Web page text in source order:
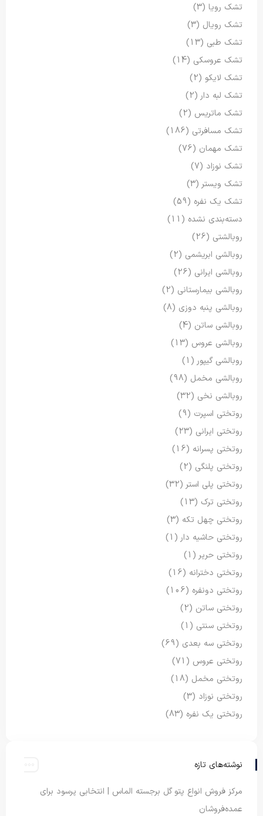
تشک رویا (3)
تشک رویال (3)
تشک طبی (13)
تشک عروسکی (14)
تشک لایکو (2)
تشک لبه دار (2)
تشک ماتریس (2)
تشک مسافرتی (186)
تشک مهمان (76)
تشک نوزاد (7)
تشک ویستر (3)
تشک یک نفره (59)
دسته‌بندی نشده (11)
روبالشتی (26)
روبالشی ابریشمی (2)
روبالشی ایرانی (26)
روبالشی بیمارستانی (2)
روبالشی پنبه دوزی (8)
روبالشی ساتن (4)
روبالشی عروس (13)
روبالشی گیپور (1)
روبالشی مخمل (98)
روبالشی نخی (32)
روتختی اسپرت (9)
روتختی ایرانی (23)
روتختی پسرانه (16)
روتختی پلنگی (2)
روتختی پلی استر (32)
روتختی ترک (13)
روتختی چهل تکه (3)
روتختی حاشیه دار (1)
روتختی حریر (1)
روتختی دخترانه (16)
روتختی دونفره (106)
روتختی ساتن (2)
روتختی سنتی (1)
روتختی سه بعدی (69)
روتختی عروس (71)
روتختی مخمل (18)
روتختی نوزاد (3)
روتختی یک نفره (83)
نوشته‌های تازه
مرکز فروش انواع پتو گل برجسته الماس | انتخابی پرسود برای
عمده‌فروشان